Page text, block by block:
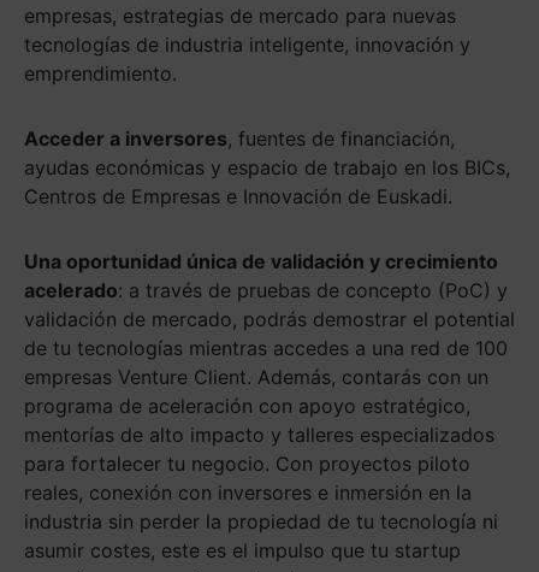
empresas, estrategias de mercado para nuevas
tecnologías de industria inteligente, innovación y
emprendimiento.
Acceder a inversores, fuentes de financiación,
ayudas económicas y espacio de trabajo en los BICs,
Centros de Empresas e Innovación de Euskadi.
Una oportunidad única de validación y crecimiento
acelerado: a través de pruebas de concepto (PoC) y
validación de mercado, podrás demostrar el potential
de tu tecnologías mientras accedes a una red de 100
empresas Venture Client. Además, contarás con un
programa de aceleración con apoyo estratégico,
mentorías de alto impacto y talleres especializados
para fortalecer tu negocio. Con proyectos piloto
reales, conexión con inversores e inmersión en la
industria sin perder la propiedad de tu tecnología ni
asumir costes, este es el impulso que tu startup